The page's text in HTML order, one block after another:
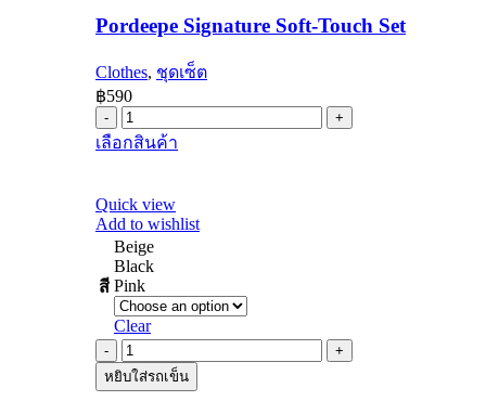
Set
Pordeepe Signature Soft-Touch Set
Clothes, ชุดเซ็ต
฿590
Pordeepe
Signature
Soft-
quantity
เลือกสินค้า
product
variants.
The
be
chosen
product
page
Quick view
Add to wishlist
สี
Beige
Black
Pink
Clear
กระเป๋า
คาด
หยิบใส่รถเข็น